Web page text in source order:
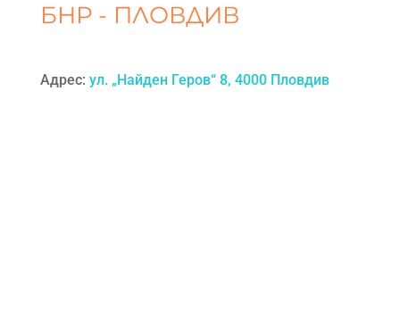
БНР - ПЛОВДИВ
Адрес: ул. „Найден Геров“ 8, 4000 Пловдив